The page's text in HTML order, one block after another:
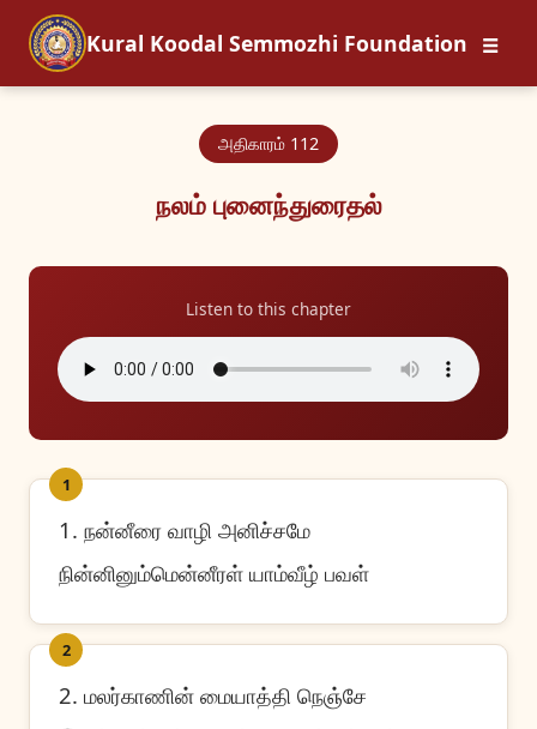
Kural Koodal Semmozhi Foundation ☰
அதிகாரம் 112
நலம் புனைந்துரைதல்
Listen to this chapter
1
1. நன்னீரை வாழி அனிச்சமே
நின்னினும்மென்னீரள் யாம்வீழ் பவள்
2
2. மலர்காணின் மையாத்தி நெஞ்சே